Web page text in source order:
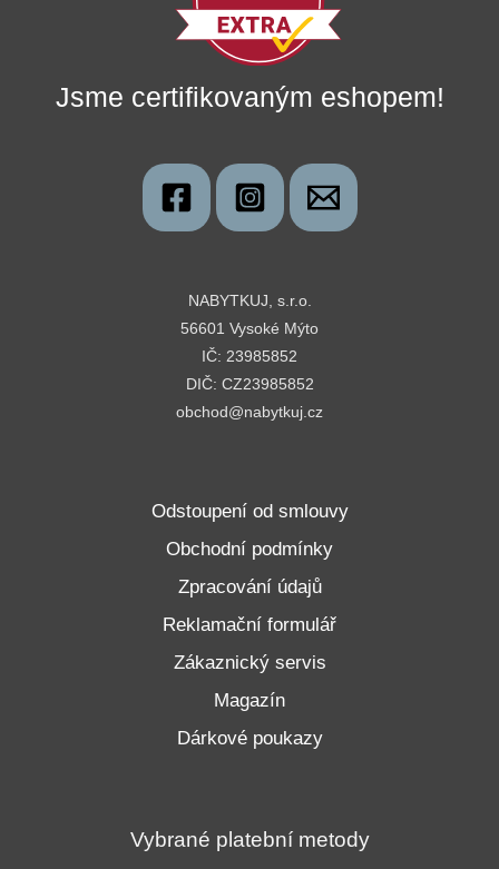
Jsme certifikovaným eshopem!
NABYTKUJ, s.r.o.
56601 Vysoké Mýto
IČ: 23985852
DIČ: CZ23985852
obchod@nabytkuj.cz
Odstoupení od smlouvy
Obchodní podmínky
Zpracování údajů
Reklamační formulář
Zákaznický servis
Magazín
Dárkové poukazy
Vybrané platební metody